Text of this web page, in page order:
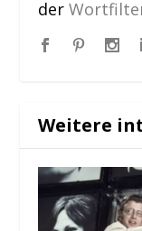
der
Weitere